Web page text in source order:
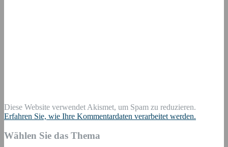
Diese Website verwendet Akismet, um Spam zu reduzieren.
Erfahren Sie, wie Ihre Kommentardaten verarbeitet werden.
Wählen Sie das Thema